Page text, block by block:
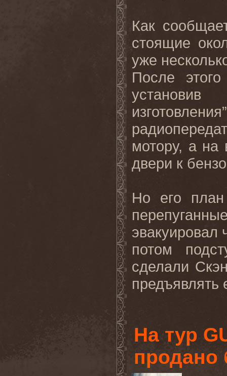
Как
стоящие
уже
После
установив
мотору, а на
двери к
Но его
эвакуировал
потом
сделали
На тур
продано